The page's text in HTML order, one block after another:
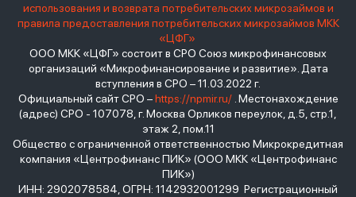
использования и возврата потребительских микрозаймов и
правила предоставления потребительских микрозаймов МКК
«ЦФГ»
ООО МКК «ЦФГ» состоит в СРО Союз микрофинансовых
организаций «Микрофинансирование и развитие». Дата
вступления в СРО – 11.03.2022 г.
Официальный сайт СРО –https://npmir.ru/. Местонахождение
(адрес) СРО - 107078, г. Москва Орликов переулок, д.5, стр.1,
этаж 2, пом.11
Общество с ограниченной ответственностью Микрокредитная
компания «Центрофинанс ПИК» (ООО МКК «Центрофинанс
ПИК»)
ИНН: 2902078584, ОГРН: 1142932001299 Регистрационный